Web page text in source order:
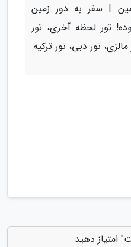
| سفر به دور زمین
تور لحظه آخری، تور
مالزی، تور دبی، تور ترکیه